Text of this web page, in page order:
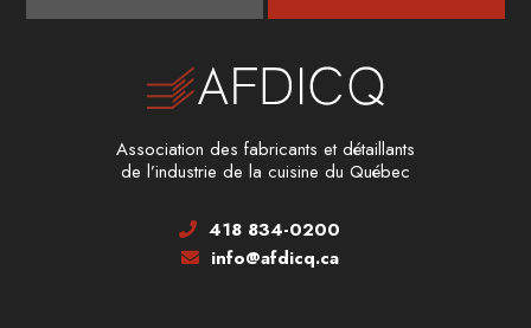
Association des fabricants et détaillants
de l’industrie de la cuisine du Québec
418 834-0200
info@afdicq.ca